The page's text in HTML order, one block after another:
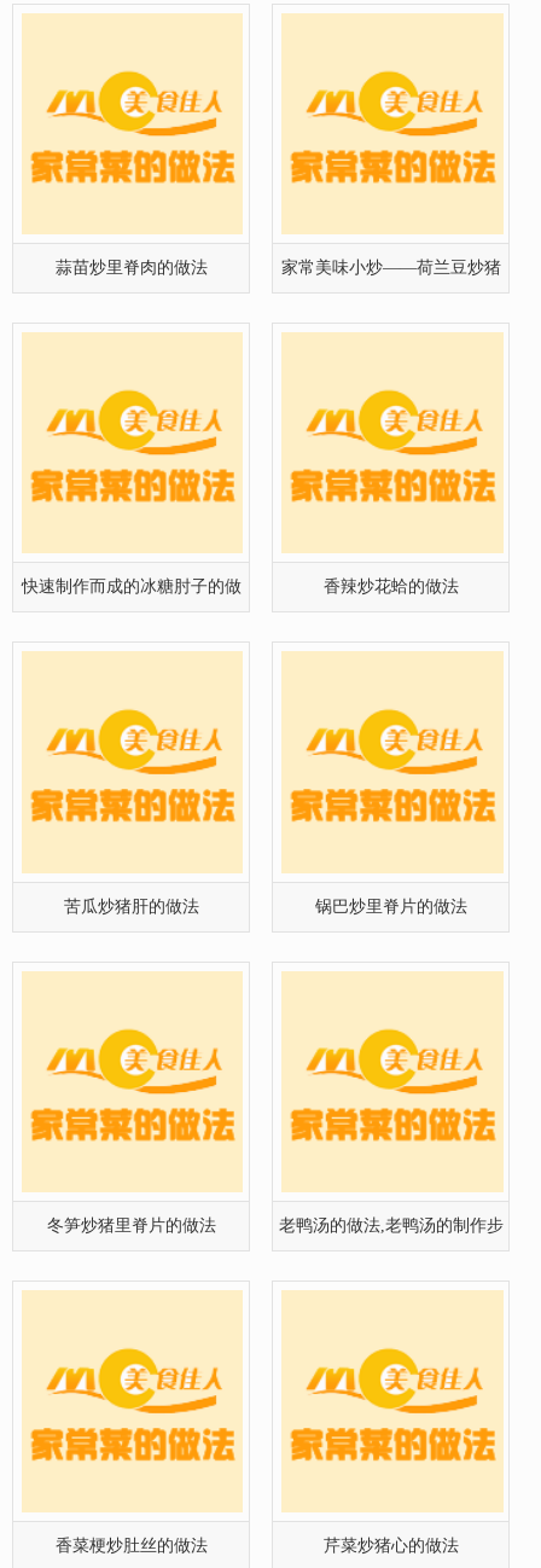
快速制作而成的冰糖肘子的做 香辣炒花蛤的做法
苦瓜炒猪肝的做法 锅巴炒里脊片的做法
冬笋炒猪里脊片的做法 老鸭汤的做法,老鸭汤的制作步
香菜梗炒肚丝的做法 芹菜炒猪心的做法
芹菜炒猪腰的做法 木耳青蒜炒腰花的做法